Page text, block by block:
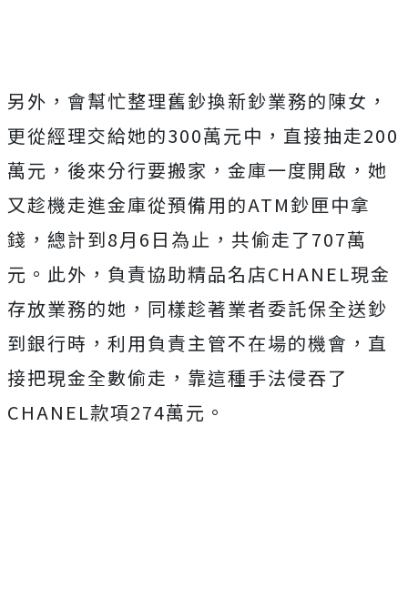
另外，會幫忙整理舊鈔換新鈔業務的陳女，
更從經理交給她的300萬元中，直接抽走200
萬元，後來分行要搬家，金庫一度開啟，她
又趁機走進金庫從預備用的ATM鈔匣中拿
錢，總計到8月6日為止，共偷走了707萬
元。此外，負責協助精品名店CHANEL現金
存放業務的她，同樣趁著業者委託保全送鈔
到銀行時，利用負責主管不在場的機會，直
接把現金全數偷走，靠這種手法侵吞了
CHANEL款項274萬元。